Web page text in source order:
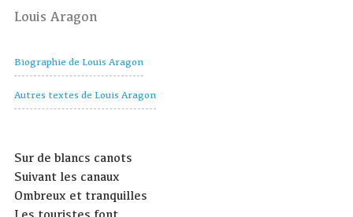
Louis Aragon
Biographie de Louis Aragon
Autres textes de Louis Aragon
Sur de blancs canots
Suivant les canaux
Ombreux et tranquilles
Les touristes font